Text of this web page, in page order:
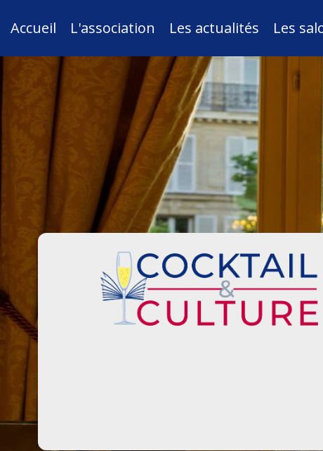
Accueil L'association Les actualités Les